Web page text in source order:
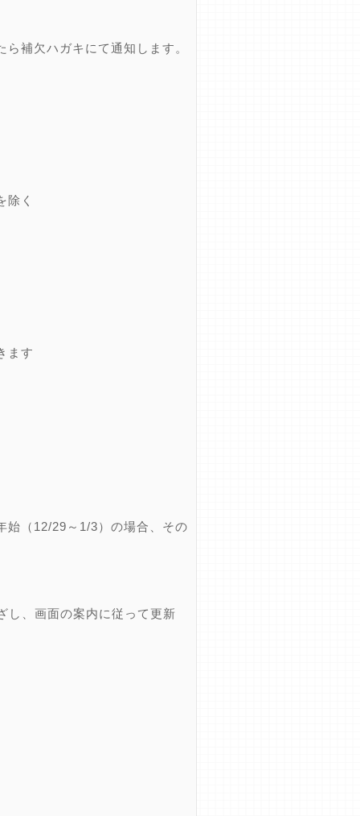
補欠ハガキにて通知します。
除く
ます
始（12/29～1/3）の場合、その
し、画面の案内に従って更新